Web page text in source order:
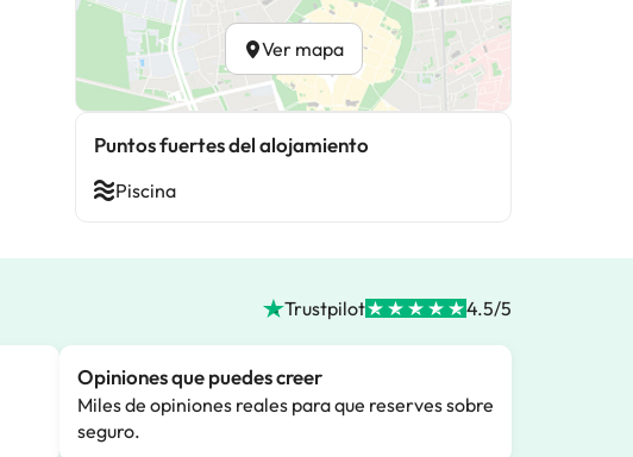
Ver mapa
Puntos fuertes del alojamiento
Piscina
Trustpilot 4.5/5
Opiniones que puedes creer
Miles de opiniones reales para que reserves sobre
seguro.